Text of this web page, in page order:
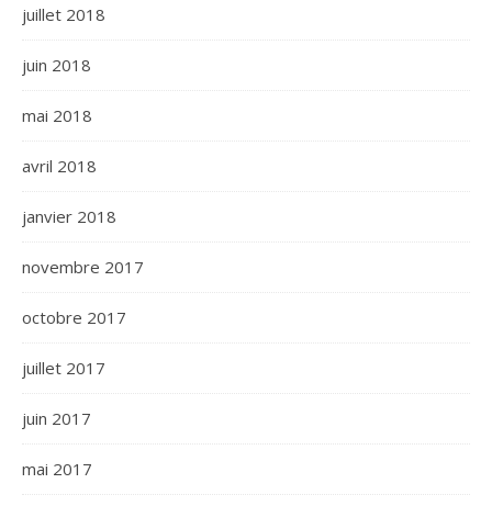
juillet 2018
juin 2018
mai 2018
avril 2018
janvier 2018
novembre 2017
octobre 2017
juillet 2017
juin 2017
mai 2017